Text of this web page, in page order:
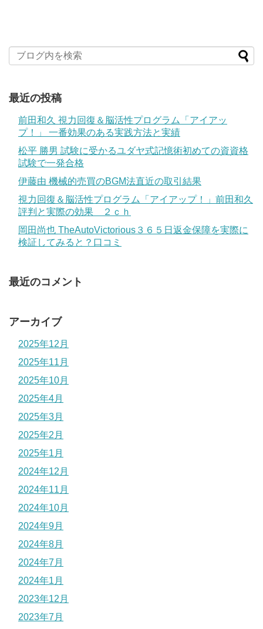
最近の投稿
前田和久 視力回復＆脳活性プログラム「アイアッ
プ！」 一番効果のある実践方法と実績
松平 勝男 試験に受かるユダヤ式記憶術初めての資資格
試験で一発合格
伊藤由 機械的売買のBGM法直近の取引結果
視力回復＆脳活性プログラム「アイアップ！」前田和久
評判と実際の効果 ２ｃｈ
岡田尚也 TheAutoVictorious３６５日返金保障を実際に
検証してみると？口コミ
最近のコメント
アーカイブ
2025年12月
2025年11月
2025年10月
2025年4月
2025年3月
2025年2月
2025年1月
2024年12月
2024年11月
2024年10月
2024年9月
2024年8月
2024年7月
2024年1月
2023年12月
2023年7月